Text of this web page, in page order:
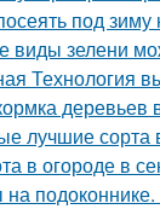
под зиму
виды зелени
Технология
деревьев
лучшие сорта
в огороде в
подоконнике.